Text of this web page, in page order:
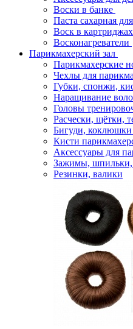
Воски в банке
Паста сахарная
Воск в
Восконагреватели
Парикмахерский зал
Парикмахерские
Чехлы для
Губки, спонжи,
Наращивание
Головы
Расчески, щётки,
Бигуди, коклюшки
Кисти
Аксессуары для
Зажимы,
Резинки, валики